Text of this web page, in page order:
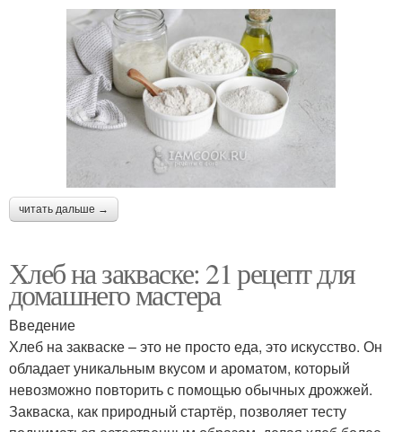
читать дальше →
Хлеб на закваске: 21 рецепт для
домашнего мастера
Введение
Хлеб на закваске – это не просто еда, это искусство. Он
обладает уникальным вкусом и ароматом, который
невозможно повторить с помощью обычных дрожжей.
Закваска, как природный стартёр, позволяет тесту